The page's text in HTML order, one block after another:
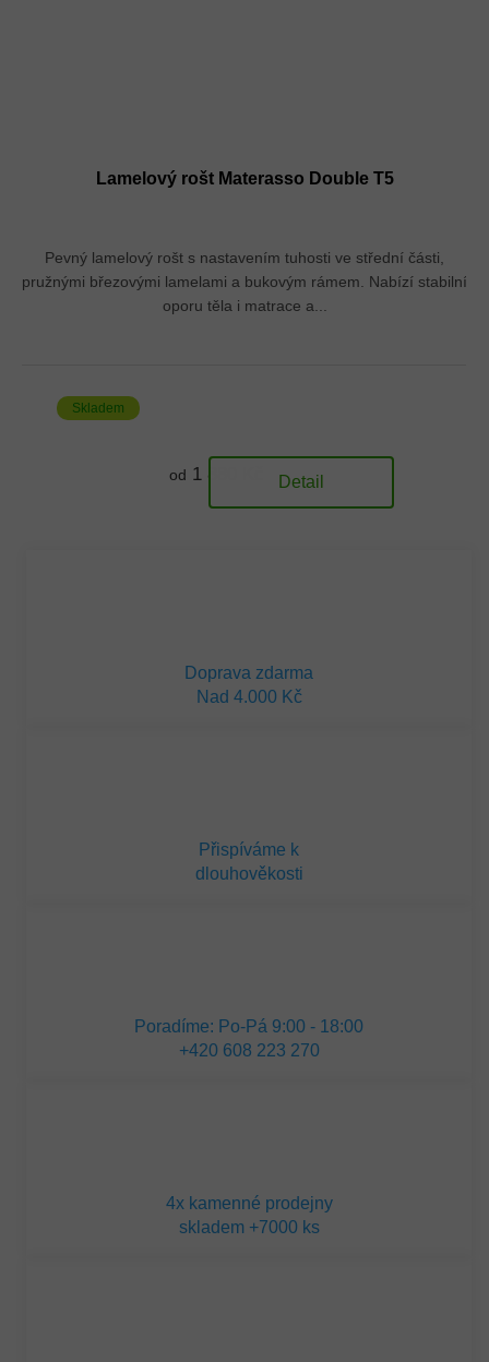
Lamelový rošt Materasso Double T5
Pevný lamelový rošt s nastavením tuhosti ve střední části,
pružnými březovými lamelami a bukovým rámem. Nabízí stabilní
oporu těla i matrace a...
Skladem
od 1 880 Kč Detail
Doprava zdarma
Nad 4.000 Kč
Přispíváme k
dlouhověkosti
Poradíme: Po-Pá 9:00 - 18:00
+420 608 223 270
4x kamenné prodejny
skladem +7000 ks